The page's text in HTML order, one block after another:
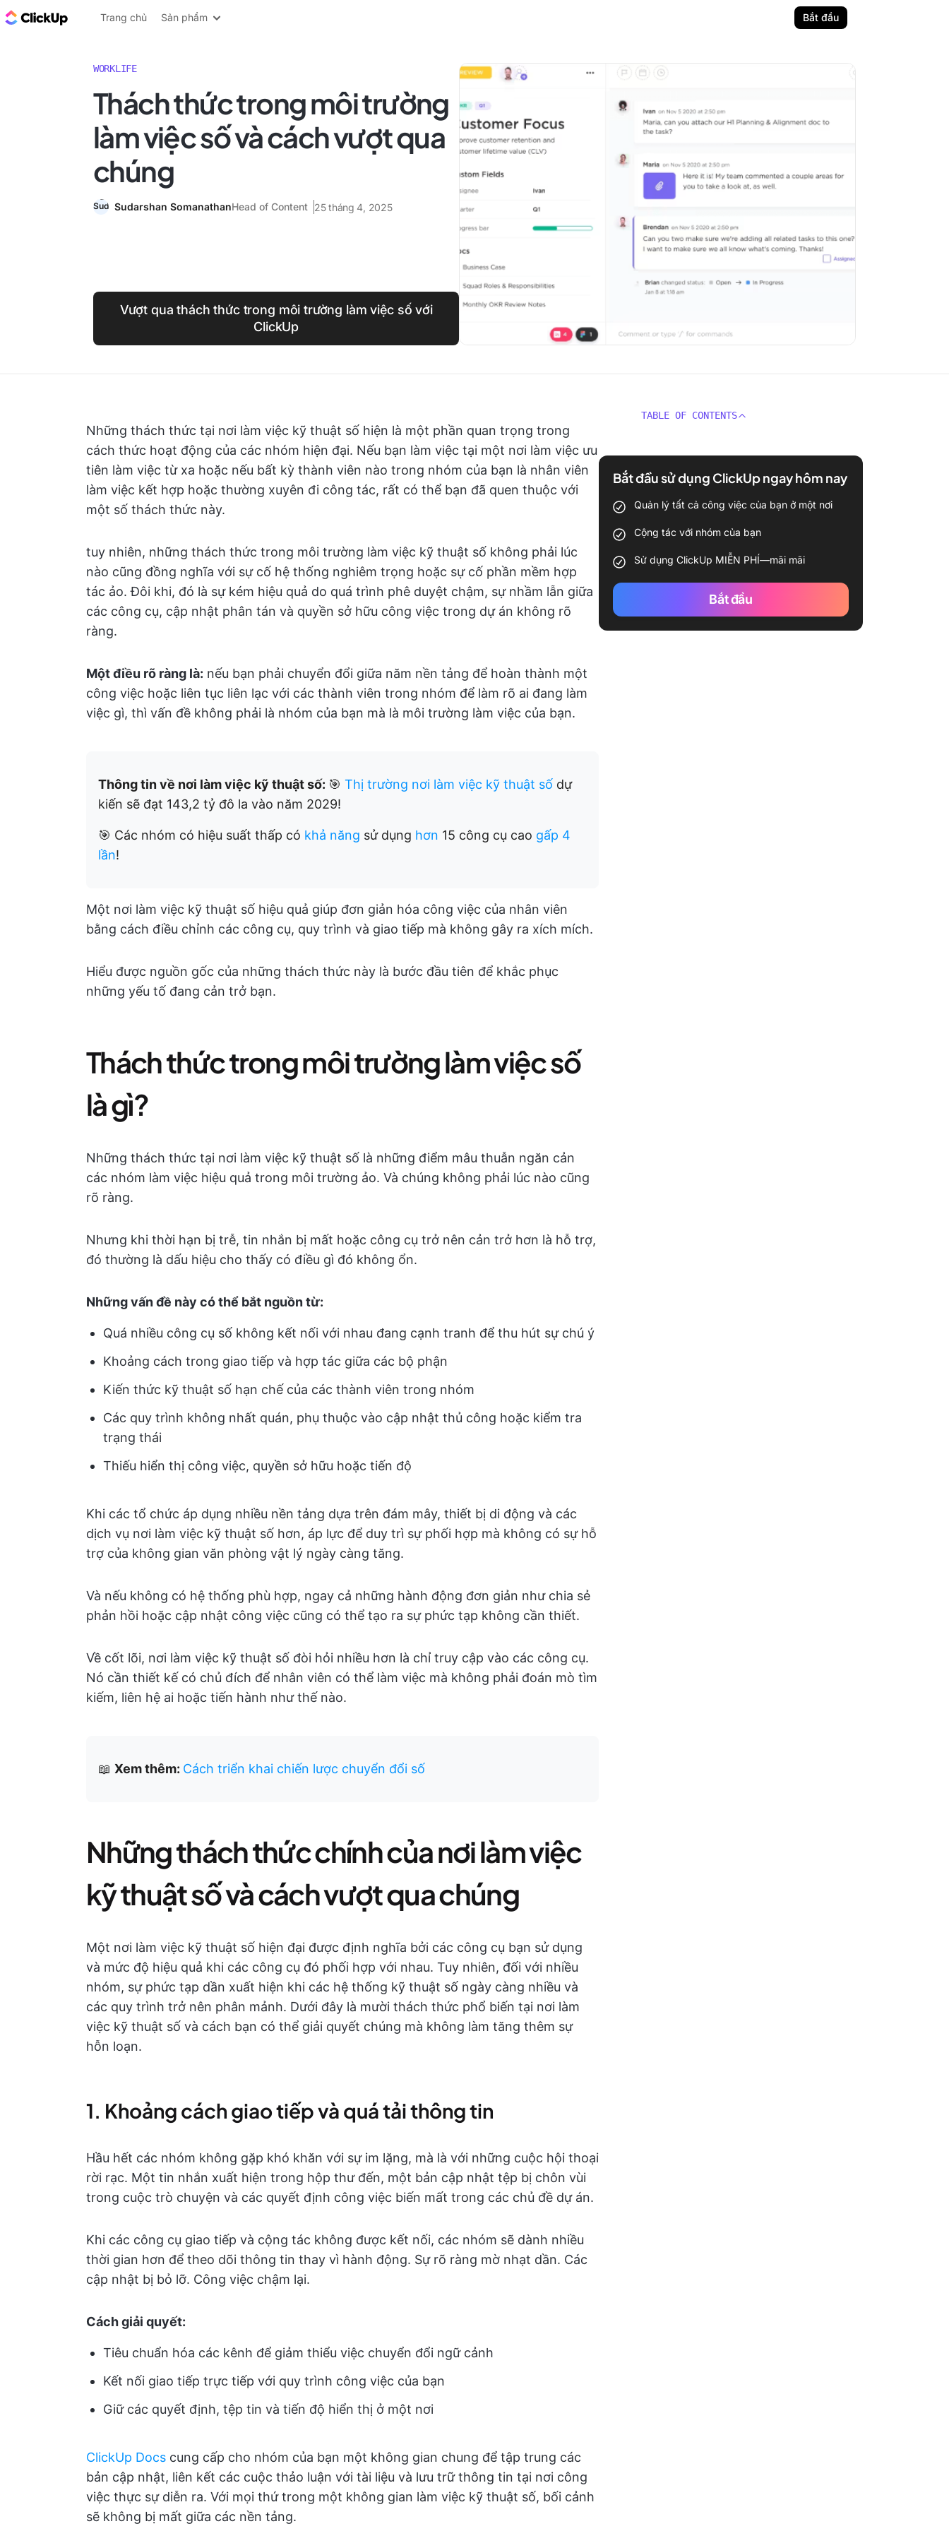
ClickUp Blog
Trang chủ Sản phẩm Bắt đầu
WORKLIFE
Thách thức trong môi trường
làm việc số và cách vượt qua
chúng
Sudarshan SomanathanHead of Content 25 tháng 4, 2025
Vượt qua thách thức trong môi trường làm việc số với
ClickUp
Những thách thức tại nơi làm việc kỹ thuật số hiện là một phần quan trọng trong
cách thức hoạt động của các nhóm hiện đại. Nếu bạn làm việc tại một nơi làm việc ưu
tiên làm việc từ xa hoặc nếu bất kỳ thành viên nào trong nhóm của bạn là nhân viên
làm việc kết hợp hoặc thường xuyên đi công tác, rất có thể bạn đã quen thuộc với
một số thách thức này.
tuy nhiên, những thách thức trong môi trường làm việc kỹ thuật số không phải lúc
nào cũng đồng nghĩa với sự cố hệ thống nghiêm trọng hoặc sự cố phần mềm hợp
tác ảo. Đôi khi, đó là sự kém hiệu quả do quá trình phê duyệt chậm, sự nhầm lẫn giữa
các công cụ, cập nhật phân tán và quyền sở hữu công việc trong dự án không rõ
ràng.
Một điều rõ ràng là: nếu bạn phải chuyển đổi giữa năm nền tảng để hoàn thành một
công việc hoặc liên tục liên lạc với các thành viên trong nhóm để làm rõ ai đang làm
việc gì, thì vấn đề không phải là nhóm của bạn mà là môi trường làm việc của bạn.
Thông tin về nơi làm việc kỹ thuật số: 🎯 Thị trường nơi làm việc kỹ thuật số dự
kiến sẽ đạt 143,2 tỷ đô la vào năm 2029!
🎯 Các nhóm có hiệu suất thấp có khả năng sử dụng hơn 15 công cụ cao gấp 4
lần!
Một nơi làm việc kỹ thuật số hiệu quả giúp đơn giản hóa công việc của nhân viên
bằng cách điều chỉnh các công cụ, quy trình và giao tiếp mà không gây ra xích mích.
Hiểu được nguồn gốc của những thách thức này là bước đầu tiên để khắc phục
những yếu tố đang cản trở bạn.
Thách thức trong môi trường làm việc số
là gì?
Những thách thức tại nơi làm việc kỹ thuật số là những điểm mâu thuẫn ngăn cản
các nhóm làm việc hiệu quả trong môi trường ảo. Và chúng không phải lúc nào cũng
rõ ràng.
Nhưng khi thời hạn bị trễ, tin nhắn bị mất hoặc công cụ trở nên cản trở hơn là hỗ trợ,
đó thường là dấu hiệu cho thấy có điều gì đó không ổn.
Những vấn đề này có thể bắt nguồn từ:
Quá nhiều công cụ số không kết nối với nhau đang cạnh tranh để thu hút sự chú ý
Khoảng cách trong giao tiếp và hợp tác giữa các bộ phận
Kiến thức kỹ thuật số hạn chế của các thành viên trong nhóm
Các quy trình không nhất quán, phụ thuộc vào cập nhật thủ công hoặc kiểm tra
trạng thái
Thiếu hiển thị công việc, quyền sở hữu hoặc tiến độ
Khi các tổ chức áp dụng nhiều nền tảng dựa trên đám mây, thiết bị di động và các
dịch vụ nơi làm việc kỹ thuật số hơn, áp lực để duy trì sự phối hợp mà không có sự hỗ
trợ của không gian văn phòng vật lý ngày càng tăng.
Và nếu không có hệ thống phù hợp, ngay cả những hành động đơn giản như chia sẻ
phản hồi hoặc cập nhật công việc cũng có thể tạo ra sự phức tạp không cần thiết.
Về cốt lõi, nơi làm việc kỹ thuật số đòi hỏi nhiều hơn là chỉ truy cập vào các công cụ.
Nó cần thiết kế có chủ đích để nhân viên có thể làm việc mà không phải đoán mò tìm
kiếm, liên hệ ai hoặc tiến hành như thế nào.
📖 Xem thêm: Cách triển khai chiến lược chuyển đổi số
Những thách thức chính của nơi làm việc
kỹ thuật số và cách vượt qua chúng
Một nơi làm việc kỹ thuật số hiện đại được định nghĩa bởi các công cụ bạn sử dụng
và mức độ hiệu quả khi các công cụ đó phối hợp với nhau. Tuy nhiên, đối với nhiều
nhóm, sự phức tạp dần xuất hiện khi các hệ thống kỹ thuật số ngày càng nhiều và
các quy trình trở nên phân mảnh. Dưới đây là mười thách thức phổ biến tại nơi làm
việc kỹ thuật số và cách bạn có thể giải quyết chúng mà không làm tăng thêm sự
hỗn loạn.
1. Khoảng cách giao tiếp và quá tải thông tin
Hầu hết các nhóm không gặp khó khăn với sự im lặng, mà là với những cuộc hội thoại
rời rạc. Một tin nhắn xuất hiện trong hộp thư đến, một bản cập nhật tệp bị chôn vùi
trong cuộc trò chuyện và các quyết định công việc biến mất trong các chủ đề dự án.
Khi các công cụ giao tiếp và cộng tác không được kết nối, các nhóm sẽ dành nhiều
thời gian hơn để theo dõi thông tin thay vì hành động. Sự rõ ràng mờ nhạt dần. Các
cập nhật bị bỏ lỡ. Công việc chậm lại.
Cách giải quyết:
Tiêu chuẩn hóa các kênh để giảm thiểu việc chuyển đổi ngữ cảnh
Kết nối giao tiếp trực tiếp với quy trình công việc của bạn
Giữ các quyết định, tệp tin và tiến độ hiển thị ở một nơi
ClickUp Docs cung cấp cho nhóm của bạn một không gian chung để tập trung các
bản cập nhật, liên kết các cuộc thảo luận với tài liệu và lưu trữ thông tin tại nơi công
việc thực sự diễn ra. Với mọi thứ trong một không gian làm việc kỹ thuật số, bối cảnh
sẽ không bị mất giữa các nền tảng.
TABLE OF CONTENTS
Bắt đầu sử dụng ClickUp ngay hôm nay
Quản lý tất cả công việc của bạn ở một nơi
Cộng tác với nhóm của bạn
Sử dụng ClickUp MIỄN PHÍ—mãi mãi
Bắt đầu